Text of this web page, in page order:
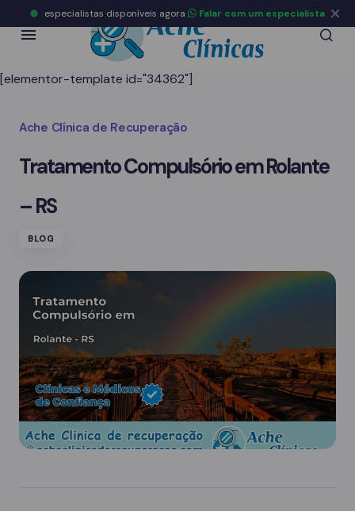
[elementor-template id="34362"]
Ache Clínica de Recuperação
Tratamento Compulsório em Rolante
– RS
BLOG
especialistas disponíveis agora Falar com um especialista